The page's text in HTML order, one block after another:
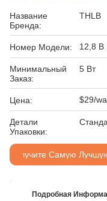
Название
Бренда:
THLB
Номер Модели: 12,8 В
Минимальный
Заказ:
5 Вт
Цена: $29/
Детали
Упаковки:
Получите Самую
Подробная